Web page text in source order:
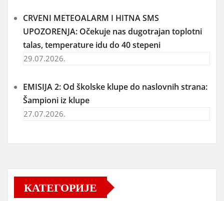
CRVENI METEOALARM I HITNA SMS
UPOZORENJA: Očekuje nas dugotrajan toplotni
talas, temperature idu do 40 stepeni
29.07.2026.
EMISIJA 2: Od školske klupe do naslovnih strana:
Šampioni iz klupe
27.07.2026.
КАТЕГОРИЈЕ